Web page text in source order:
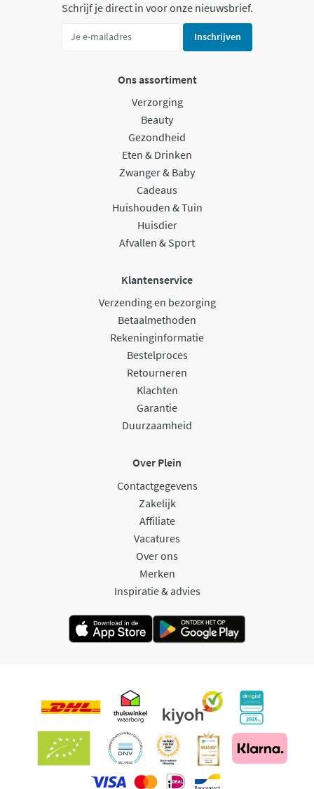
Schrijf je direct in voor onze nieuwsbrief.
Inschrijven
Ons assortiment
Verzorging
Beauty
Gezondheid
Eten & Drinken
Zwanger & Baby
Cadeaus
Huishouden & Tuin
Huisdier
Afvallen & Sport
Klantenservice
Verzending en bezorging
Betaalmethoden
Rekeninginformatie
Bestelproces
Retourneren
Klachten
Garantie
Duurzaamheid
Over Plein
Contactgegevens
Zakelijk
Affiliate
Vacatures
Over ons
Merken
Inspiratie & advies